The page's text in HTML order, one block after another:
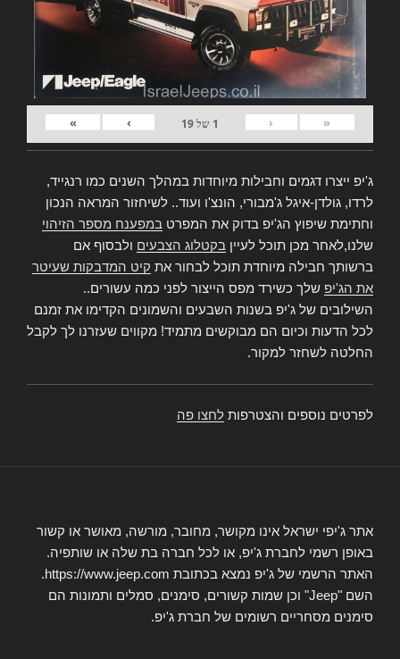
«
‹
1 של19
›
»
ג'יפ ייצרו דגמים וחבילות מיוחדות במהלך השנים כמו רנגייד,
לרדו, גולדן-איגל ג'מבורי, הונצ'ו ועוד.. לשיחזור המראה הנכון
וחתימת שיפוץ הג'יפ בדוק את המפרט במפענח מספר הזיהוי
שלנו,לאחר מכן תוכל לעיין בקטלוג הצבעים ולבסוף אם
ברשותך חבילה מיוחדת תוכל לבחור את קיט המדבקות שעיטר
את הג'יפ שלך כשירד מפס הייצור לפני כמה עשורים..
השילובים של ג'יפ בשנות השבעים והשמונים הקדימו את זמנם
לכל הדעות וכיום הם מבוקשים מתמיד! מקווים שעזרנו לך לקבל
החלטה לשחזר למקור.
לפרטים נוספים והצטרפות לחצו פה
אתר ג'יפי ישראל אינו מקושר, מחובר, מורשה, מאושר או קשור
באופן רשמי לחברת ג'יפ, או לכל חברה בת שלה או שותפיה.
האתר הרשמי של ג'יפ נמצא בכתובת https://www.jeep.com.
השם "Jeep" וכן שמות קשורים, סימנים, סמלים ותמונות הם
סימנים מסחריים רשומים של חברת ג'יפ.